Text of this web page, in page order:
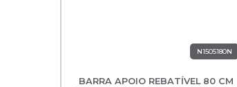
N1505180N
BARRA APOIO REBATÍVEL 80 CM